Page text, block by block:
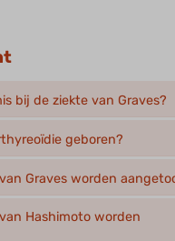
bij de ziekte van Graves?
geboren?
Graves worden
Hashimoto worden